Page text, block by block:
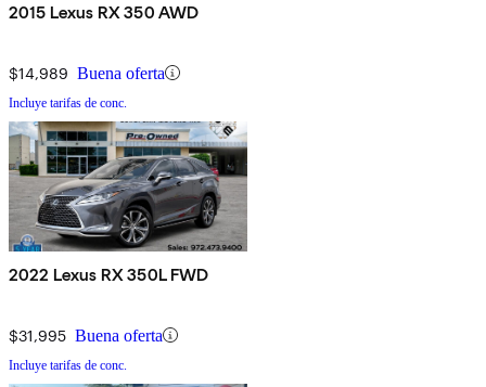
2015 Lexus RX 350 AWD
$14,989 Buena oferta
Incluye tarifas de conc.
2022 Lexus RX 350L FWD
$31,995 Buena oferta
Incluye tarifas de conc.